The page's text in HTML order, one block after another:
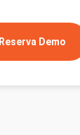
Reserva Demo